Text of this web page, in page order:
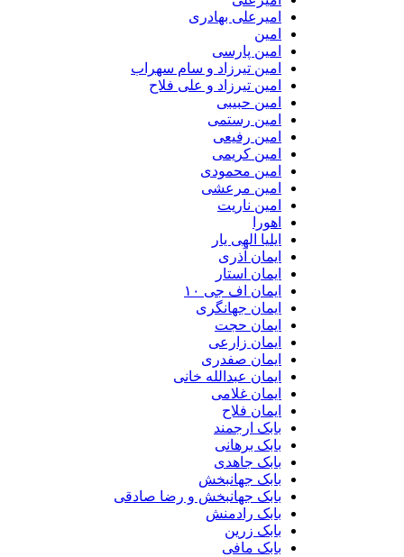
امیرعلی بهادری
امین پارسی
امین تیرزاد و سام سهراب
امین تیرزاد و علی فلاح
امین حبیبی
امین رستمی
امین رفیعی
امین کریمی
امین محمودی
امین مرعشی
امین ناریت
ایلیا الهی یار
ایمان آذری
ایمان استار
ایمان اف جی ۱۰
ایمان جهانگری
ایمان حجت
ایمان زارعی
ایمان صفدری
ایمان عبدالله خانی
ایمان غلامی
ایمان فلاح
بابک ارجمند
بابک برهانی
بابک جاهدی
بابک جهانبخش
بابک جهانبخش و رضا صادقی
بابک رادمنش
بابک زرین
بابک مافی